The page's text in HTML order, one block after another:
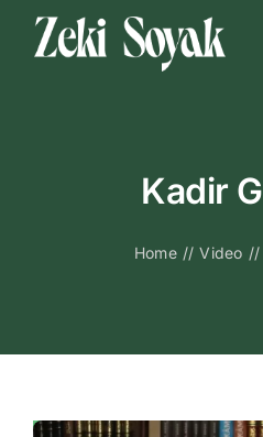
Kadir
Home // Video //